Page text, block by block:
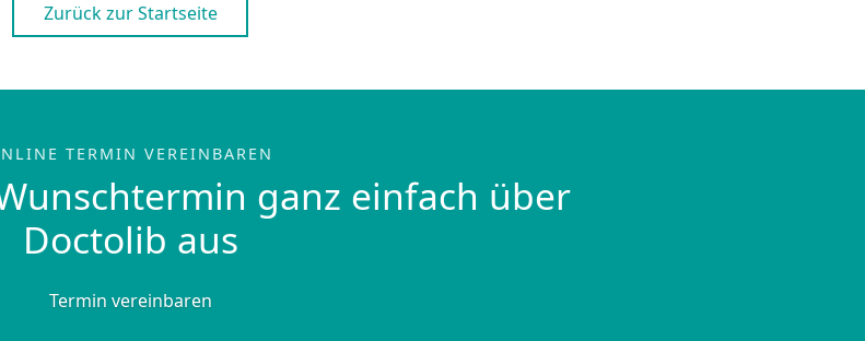
Zurück zur Startseite
TERMIN VEREINBAREN
ganz einfach über
Doctolib aus
Termin vereinbaren